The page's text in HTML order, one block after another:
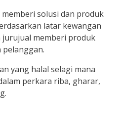
solusi dan produk
latar kewangan
jurujual memberi produk
pelanggan.
yang halal selagi mana
perkara riba, gharar,